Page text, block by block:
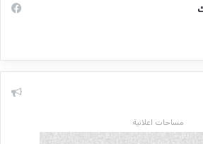
مساحات اعلانية